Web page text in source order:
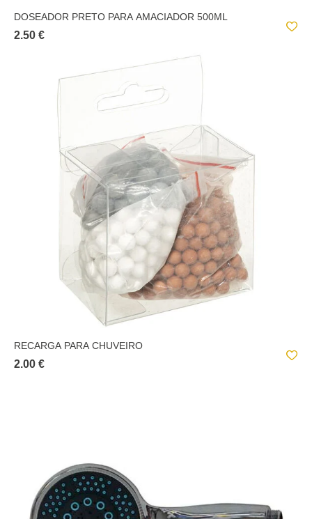
DOSEADOR PRETO PARA AMACIADOR 500ML
2.50 €
RECARGA PARA CHUVEIRO
2.00 €